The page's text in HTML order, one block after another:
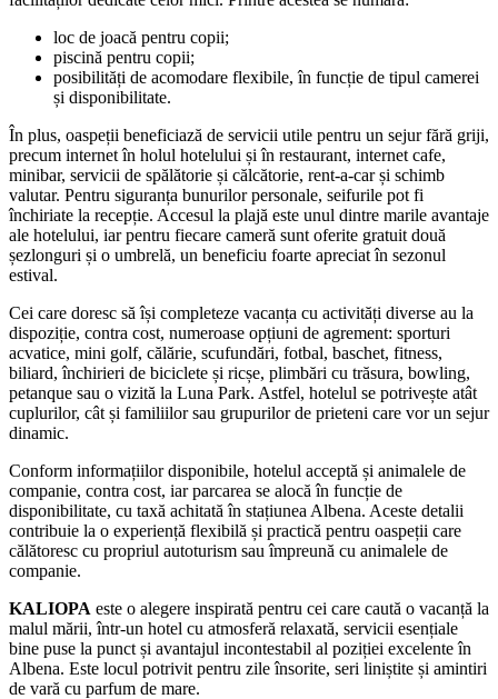
loc de joacă pentru copii;
piscină pentru copii;
posibilități de acomodare flexibile, în funcție de tipul camerei
și disponibilitate.
În plus, oaspeții beneficiază de servicii utile pentru un sejur fără griji,
precum internet în holul hotelului și în restaurant, internet cafe,
minibar, servicii de spălătorie și călcătorie, rent-a-car și schimb
valutar. Pentru siguranța bunurilor personale, seifurile pot fi
închiriate la recepție. Accesul la plajă este unul dintre marile avantaje
ale hotelului, iar pentru fiecare cameră sunt oferite gratuit două
șezlonguri și o umbrelă, un beneficiu foarte apreciat în sezonul
estival.
Cei care doresc să își completeze vacanța cu activități diverse au la
dispoziție, contra cost, numeroase opțiuni de agrement: sporturi
acvatice, mini golf, călărie, scufundări, fotbal, baschet, fitness,
biliard, închirieri de biciclete și ricșe, plimbări cu trăsura, bowling,
petanque sau o vizită la Luna Park. Astfel, hotelul se potrivește atât
cuplurilor, cât și familiilor sau grupurilor de prieteni care vor un sejur
dinamic.
Conform informațiilor disponibile, hotelul acceptă și animalele de
companie, contra cost, iar parcarea se alocă în funcție de
disponibilitate, cu taxă achitată în stațiunea Albena. Aceste detalii
contribuie la o experiență flexibilă și practică pentru oaspeții care
călătoresc cu propriul autoturism sau împreună cu animalele de
companie.
KALIOPA este o alegere inspirată pentru cei care caută o vacanță la
malul mării, într-un hotel cu atmosferă relaxată, servicii esențiale
bine puse la punct și avantajul incontestabil al poziției excelente în
Albena. Este locul potrivit pentru zile însorite, seri liniștite și amintiri
de vară cu parfum de mare.